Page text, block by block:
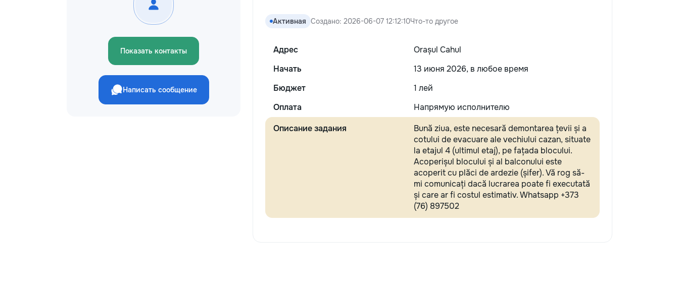
Показать контакты
Написать сообщение
Активная Создано: 2026-06-07 12:12:10Что-то другое
Адрес
Orașul Cahul
Начать
13 июня 2026, в любое время
Бюджет
1 лей
Оплата
Напрямую исполнителю
Описание задания
Bună ziua, este necesară demontarea țevii și a
cotului de evacuare ale vechiului cazan, situate
la etajul 4 (ultimul etaj), pe fațada blocului.
Acoperișul blocului și al balconului este
acoperit cu plăci de ardezie (șifer). Vă rog să-
mi comunicați dacă lucrarea poate fi executată
și care ar fi costul estimativ. Whatsapp +373
(76) 897502